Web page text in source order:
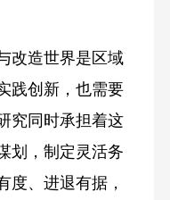
造世界是区域
践创新，也需要
究同时承担着这
划，制定灵活务
度、进退有据，